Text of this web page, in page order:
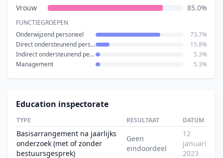
Vrouw
85.0%
FUNCTIEGROEPEN
Onderwijzend personeel
73.7%
Direct ondersteunend personeel
15.8%
Indirect ondersteunend personeel
5.3%
Management
5.3%
Education inspectorate
TYPE RESULTAAT DATUM
Basisarrangement na jaarlijks
onderzoek (met of zonder
bestuursgesprek)
Geen
eindoordeel
12
januari
2023